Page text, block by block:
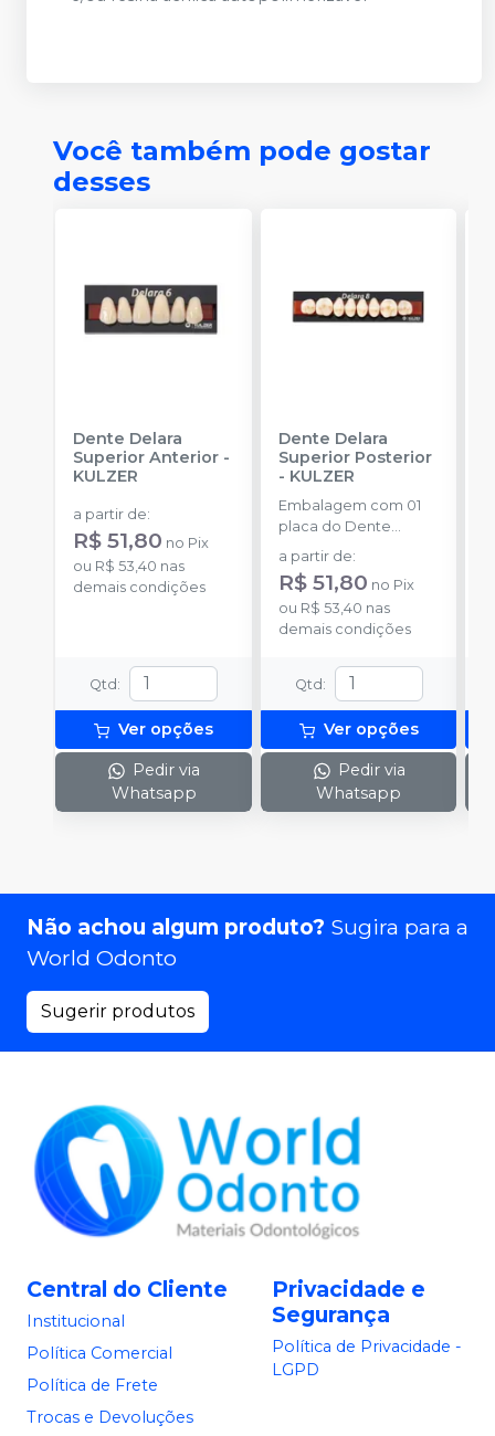
Você também pode gostar
desses
Dente Delara
Superior Anterior -
KULZER
a partir de:
R$ 51,80 no Pix
ou R$ 53,40 nas
demais condições
Qtd :
Ver opções
Pedir via
Whatsapp
Dente Delara
Superior Posterior
- KULZER
Embalagem com 01
placa do Dente
Delara Kulzer.
a partir de:
R$ 51,80 no Pix
ou R$ 53,40 nas
demais condições
Qtd :
Ver opções
Pedir via
Whatsapp
Não achou algum produto? Sugira para a
World Odonto
Sugerir produtos
Central do Cliente
Institucional
Política Comercial
Política de Frete
Trocas e Devoluções
Privacidade e
Segurança
Política de Privacidade -
LGPD